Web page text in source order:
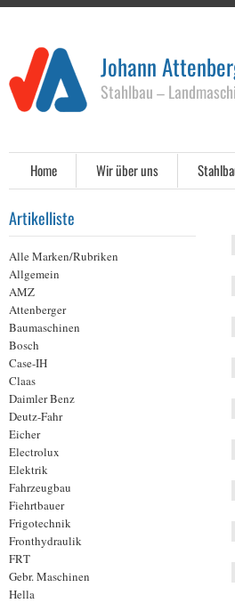
Johann
Stahlbau –
Home Wir über uns
Artikelliste
Alle Marken/Rubriken
Allgemein
AMZ
Attenberger
Baumaschinen
Bosch
Case-IH
Claas
Daimler Benz
Deutz-Fahr
Eicher
Electrolux
Elektrik
Fahrzeugbau
Fiehrtbauer
Frigotechnik
Fronthydraulik
FRT
Gebr. Maschinen
Hella